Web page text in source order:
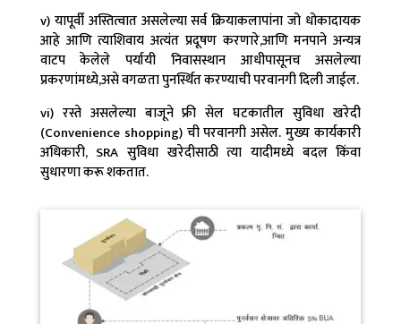
v) यापूर्वी अस्तित्वात असलेल्या सर्व क्रियाकलापांना जो धोकादायक
आहे आणि त्याशिवाय अत्यंत प्रदूषण करणारे,आणि मनपाने अन्यत्र
वाटप केलेले पर्यायी निवासस्थान आधीपासूनच असलेल्या
प्रकरणांमध्ये,असे वगळता पुनर्स्थित करण्याची परवानगी दिली जाईल.
vi) रस्ते असलेल्या बाजूने फ्री सेल घटकातील सुविधा खरेदी
(Convenience shopping) ची परवानगी असेल. मुख्य कार्यकारी
अधिकारी, SRA सुविधा खरेदीसाठी त्या यादीमध्ये बदल किंवा
सुधारणा करू शकतात.